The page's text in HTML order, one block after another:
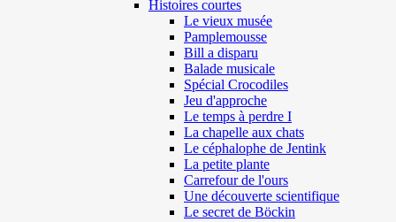
Histoires courtes
Le vieux musée
Pamplemousse
Bill a disparu
Balade musicale
Spécial Crocodiles
Jeu d'approche
Le temps à perdre I
La chapelle aux chats
Le céphalophe de Jentink
La petite plante
Carrefour de l'ours
Une découverte scientifique
Le secret de Böckin